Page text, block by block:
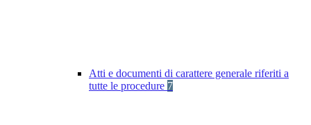
Atti e documenti di carattere generale riferiti a
tutte le procedure 7